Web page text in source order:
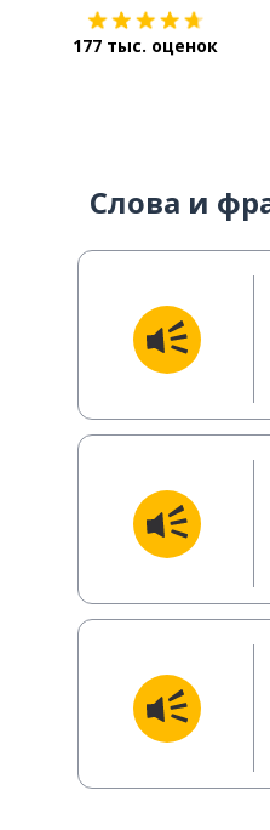
177 тыс. оценок
Слова и